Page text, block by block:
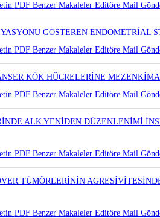
PDFBenzer MakalelerEditöre Mail
GÖSTEREN ENDOMETRİAL
PDFBenzer MakalelerEditöre Mail
KÖK HÜCRELERİNE
PDFBenzer MakalelerEditöre Mail
ALK YENİDEN DÜZENLENİMİ
PDFBenzer MakalelerEditöre Mail
TÜMÖRLERİNİN
PDFBenzer MakalelerEditöre Mail